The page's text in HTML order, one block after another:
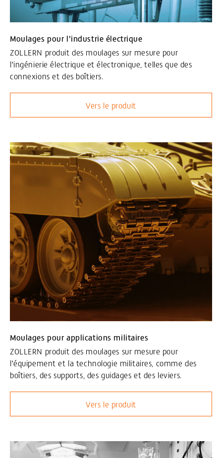
Moulages pour l’industrie électrique
ZOLLERN produit des moulages sur mesure pour
l’ingénierie électrique et électronique, telles que des
connexions et des boîtiers.
Vers le produit
Moulages pour applications militaires
ZOLLERN produit des moulages sur mesure pour
l’équipement et la technologie militaires, comme des
boîtiers, des supports, des guidages et des leviers.
Vers le produit